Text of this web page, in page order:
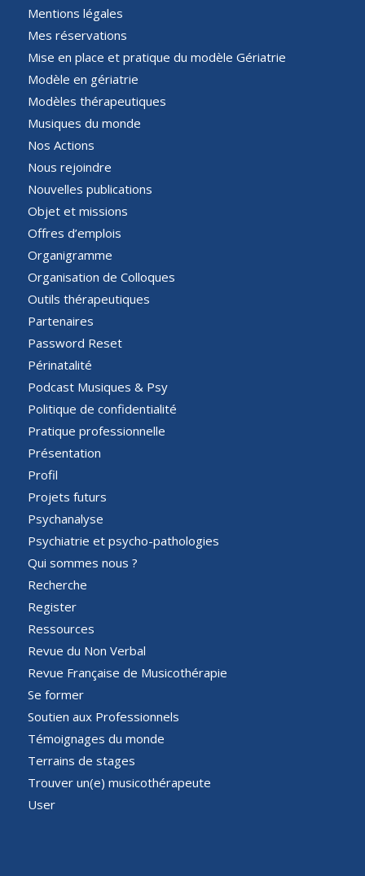
Mentions légales
Mes réservations
Mise en place et pratique du modèle Gériatrie
Modèle en gériatrie
Modèles thérapeutiques
Musiques du monde
Nos Actions
Nous rejoindre
Nouvelles publications
Objet et missions
Offres d’emplois
Organigramme
Organisation de Colloques
Outils thérapeutiques
Partenaires
Password Reset
Périnatalité
Podcast Musiques & Psy
Politique de confidentialité
Pratique professionnelle
Présentation
Profil
Projets futurs
Psychanalyse
Psychiatrie et psycho-pathologies
Qui sommes nous ?
Recherche
Register
Ressources
Revue du Non Verbal
Revue Française de Musicothérapie
Se former
Soutien aux Professionnels
Témoignages du monde
Terrains de stages
Trouver un(e) musicothérapeute
User